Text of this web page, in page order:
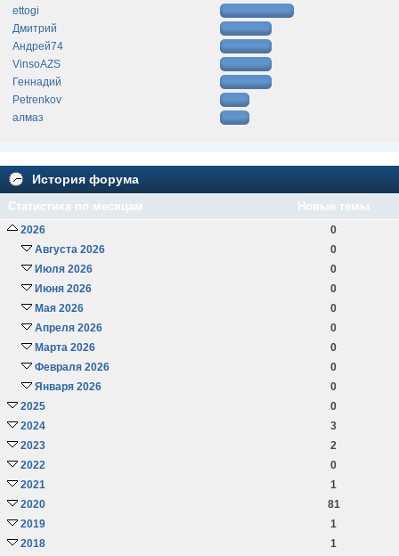
ettogi
Дмитрий
Андрей74
VinsoAZS
Геннадий
Petrenkov
алмаз
История форума
Статистика по месяцам
Новые темы
2026
0
Августа 2026
0
Июля 2026
0
Июня 2026
0
Мая 2026
0
Апреля 2026
0
Марта 2026
0
Февраля 2026
0
Января 2026
0
2025
0
2024
3
2023
2
2022
0
2021
1
2020
81
2019
1
2018
1